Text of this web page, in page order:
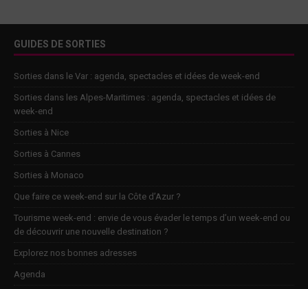
GUIDES DE SORTIES
Sorties dans le Var : agenda, spectacles et idées de week-end
Sorties dans les Alpes-Maritimes : agenda, spectacles et idées de
week-end
Sorties à Nice
Sorties à Cannes
Sorties à Monaco
Que faire ce week-end sur la Côte d’Azur ?
Tourisme week-end : envie de vous évader le temps d’un week-end ou
de découvrir une nouvelle destination ?
Explorez nos bonnes adresses
Agenda